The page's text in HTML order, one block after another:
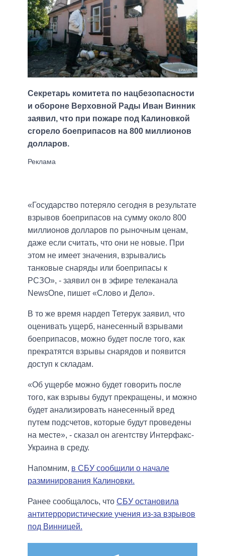
Секретарь комитета по нацбезопасности
и обороне Верховной Рады Иван Винник
заявил, что при пожаре под Калиновкой
сгорело боеприпасов на 800 миллионов
долларов.
«Государство потеряло сегодня в результате
взрывов боеприпасов на сумму около 800
миллионов долларов по рыночным ценам,
даже если считать, что они не новые. При
этом не имеет значения, взрывались
танковые снаряды или боеприпасы к
РСЗО», - заявил он в эфире телеканала
NewsOne, пишет «Слово и Дело».
В то же время нардеп Тетерук заявил, что
оценивать ущерб, нанесенный взрывами
боеприпасов, можно будет после того, как
прекратятся взрывы снарядов и появится
доступ к складам.
«Об ущербе можно будет говорить после
того, как взрывы будут прекращены, и можно
будет анализировать нанесенный вред
путем подсчетов, которые будут проведены
на месте», - сказал он агентству Интерфакс-
Украина в среду.
Напомним, в СБУ сообщили о начале
разминирования Калиновки.
Ранее сообщалось, что СБУ остановила
антитеррористические учения из-за взрывов
под Винницей.